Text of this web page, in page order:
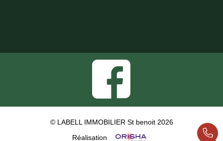
© LABELL IMMOBILIER St benoit 2026
Réalisation